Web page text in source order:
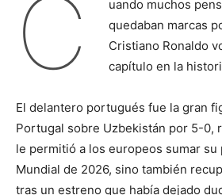
C
uando muchos
quedaban marcas
Cristiano Ronaldo
capítulo en la
El delantero portugués fue la gran
Portugal sobre Uzbekistán por 5-0,
le permitió a los europeos sumar
Mundial de 2026, sino también
tras un estreno que había dejado